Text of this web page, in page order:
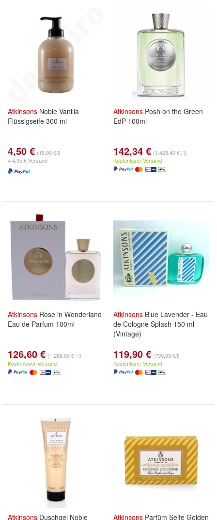
Atkinsons Noble Vanilla
Flüssigseife 300 ml
4,50 € (15,00 €/l)
+ 4,95 € Versand
Atkinsons Posh on the Green
EdP 100ml
142,34 € (1.423,40 € / l)
Kostenloser Versand
Atkinsons Rose in Wonderland
Eau de Parfum 100ml
126,60 € (1.266,00 € / l)
Kostenloser Versand
Atkinsons Blue Lavender - Eau
de Cologne Splash 150 ml
(Vintage)
119,90 € (799,33 €/l)
Kostenloser Versand
Atkinsons Duschgel Noble
Atkinsons Parfüm Seife Golden